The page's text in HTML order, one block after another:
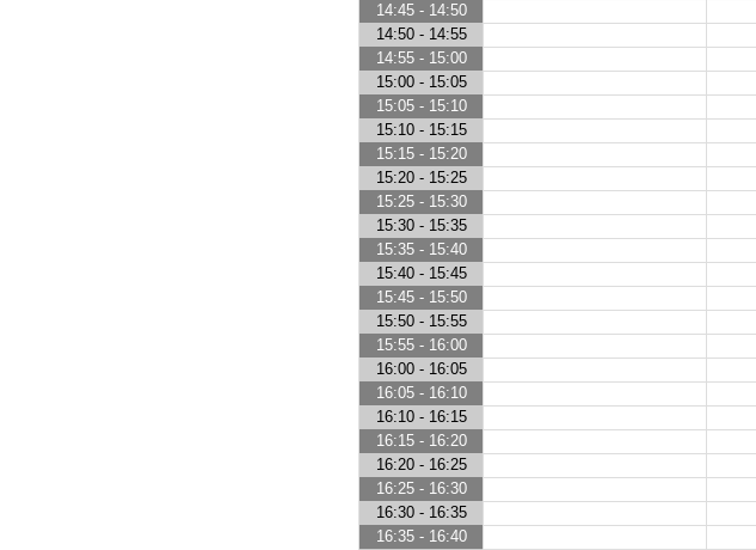
14:45 - 14:50
14:50 - 14:55
14:55 - 15:00
15:00 - 15:05
15:05 - 15:10
15:10 - 15:15
15:15 - 15:20
15:20 - 15:25
15:25 - 15:30
15:30 - 15:35
15:35 - 15:40
15:40 - 15:45
15:45 - 15:50
15:50 - 15:55
15:55 - 16:00
16:00 - 16:05
16:05 - 16:10
16:10 - 16:15
16:15 - 16:20
16:20 - 16:25
16:25 - 16:30
16:30 - 16:35
16:35 - 16:40